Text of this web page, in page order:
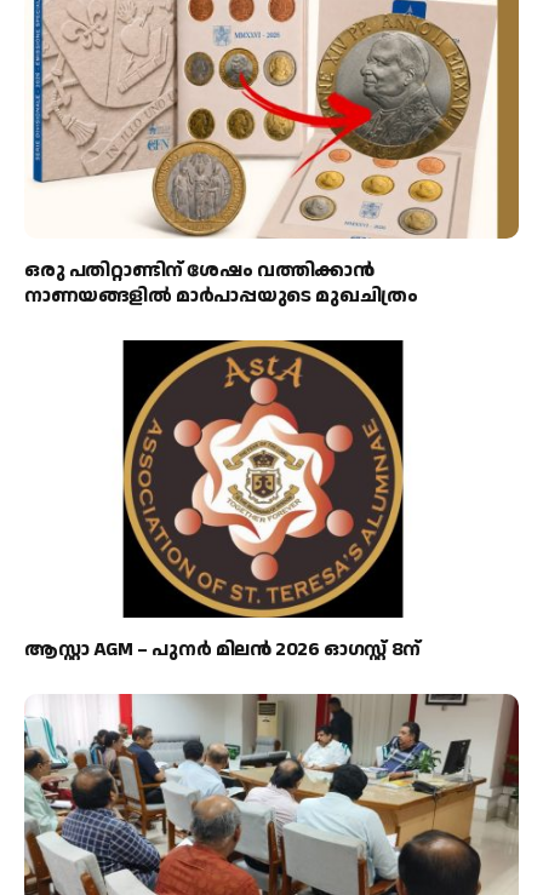
ഒരു പതിറ്റാണ്ടിന് ശേഷം വത്തിക്കാൻ
നാണയങ്ങളിൽ മാർപാപ്പയുടെ മുഖചിത്രം
ആസ്റ്റാ AGM – പുനർ മിലൻ 2026 ഓഗസ്റ്റ് 8ന്